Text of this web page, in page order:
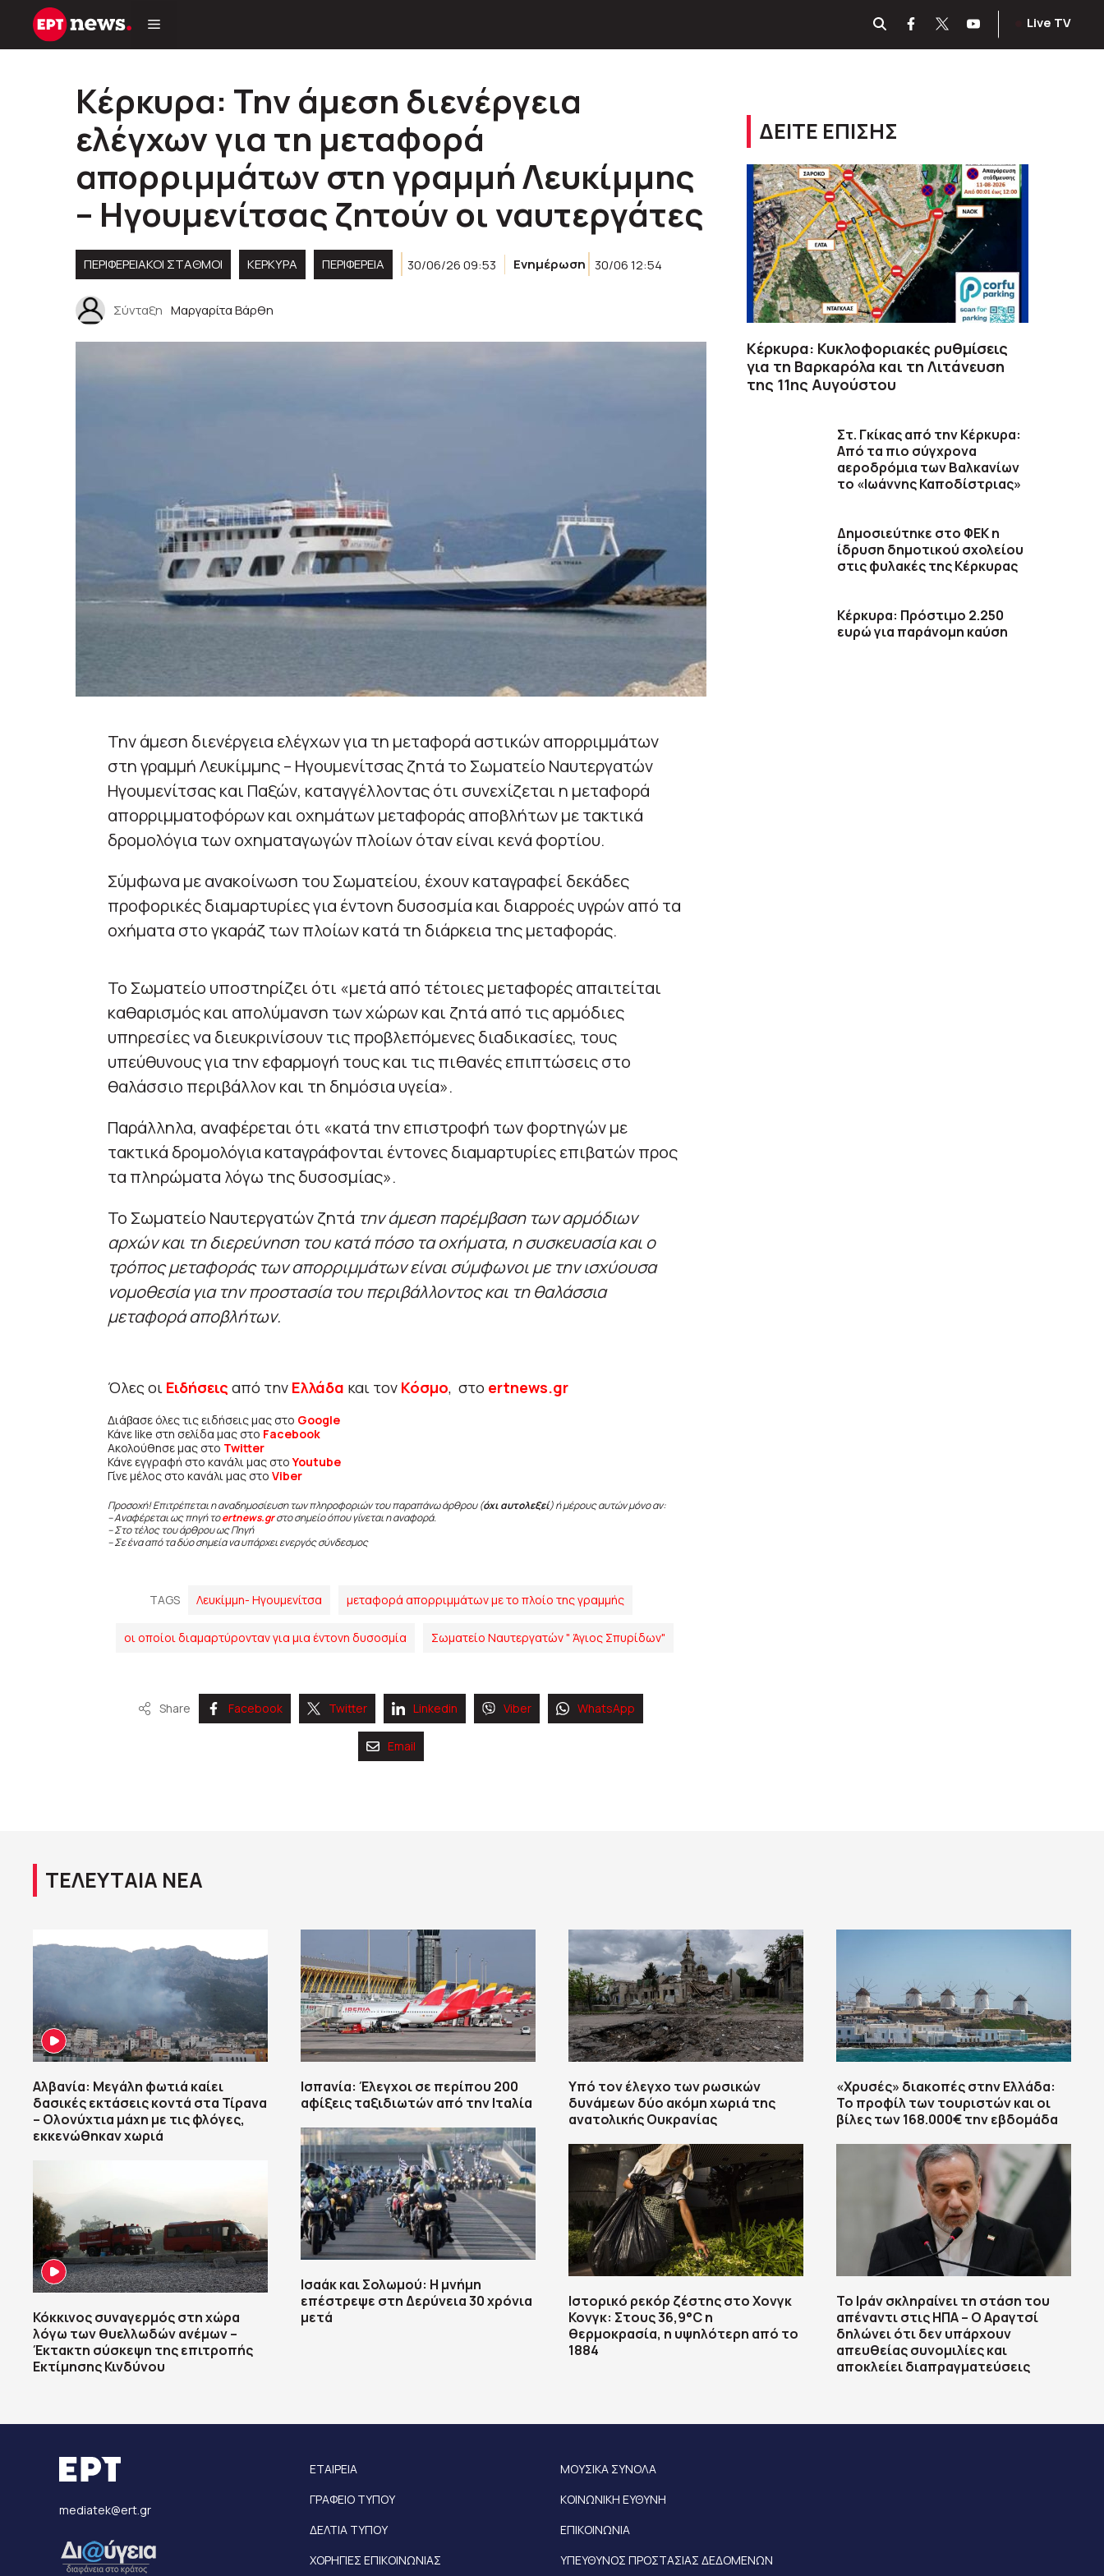
Μετάβαση
Live TV
Κέρκυρα: Την άμεση διενέργεια
ελέγχων για τη μεταφορά
απορριμμάτων στη γραμμή Λευκίμμης
– Ηγουμενίτσας ζητούν οι ναυτεργάτες
ΠΕΡΙΦΕΡΕΙΑΚΟΊ ΣΤΑΘΜΟΊ ΚΕΡΚΥΡΑ ΠΕΡΙΦΈΡΕΙΑ 30/06/26 09:53 Ενημέρωση 30/06 12:54
Σύνταξη Μαργαρίτα Βάρθη
Την άμεση διενέργεια ελέγχων για τη μεταφορά αστικών απορριμμάτων
στη γραμμή Λευκίμμης – Ηγουμενίτσας ζητά το Σωματείο Ναυτεργατών
Ηγουμενίτσας και Παξών, καταγγέλλοντας ότι συνεχίζεται η μεταφορά
απορριμματοφόρων και οχημάτων μεταφοράς αποβλήτων με τακτικά
δρομολόγια των οχηματαγωγών πλοίων όταν είναι κενά φορτίου.
Σύμφωνα με ανακοίνωση του Σωματείου, έχουν καταγραφεί δεκάδες
προφορικές διαμαρτυρίες για έντονη δυσοσμία και διαρροές υγρών από τα
οχήματα στο γκαράζ των πλοίων κατά τη διάρκεια της μεταφοράς.
Το Σωματείο υποστηρίζει ότι «μετά από τέτοιες μεταφορές απαιτείται
καθαρισμός και απολύμανση των χώρων και ζητά από τις αρμόδιες
υπηρεσίες να διευκρινίσουν τις προβλεπόμενες διαδικασίες, τους
υπεύθυνους για την εφαρμογή τους και τις πιθανές επιπτώσεις στο
θαλάσσιο περιβάλλον και τη δημόσια υγεία».
Παράλληλα, αναφέρεται ότι «κατά την επιστροφή των φορτηγών με
τακτικά δρομολόγια καταγράφονται έντονες διαμαρτυρίες επιβατών προς
τα πληρώματα λόγω της δυσοσμίας».
Το Σωματείο Ναυτεργατών ζητά την άμεση παρέμβαση των αρμόδιων
αρχών και τη διερεύνηση του κατά πόσο τα οχήματα, η συσκευασία και ο
τρόπος μεταφοράς των απορριμμάτων είναι σύμφωνοι με την ισχύουσα
νομοθεσία για την προστασία του περιβάλλοντος και τη θαλάσσια
μεταφορά αποβλήτων.
Όλες οι Ειδήσεις από την Ελλάδα και τον Κόσμο, στο ertnews.gr
Διάβασε όλες τις ειδήσεις μας στο Google
Κάνε like στη σελίδα μας στο Facebook
Ακολούθησε μας στο Twitter
Κάνε εγγραφή στο κανάλι μας στοYoutube
Γίνε μέλος στο κανάλι μας στο Viber
Προσοχή! Επιτρέπεται η αναδημοσίευση των πληροφοριών του παραπάνω άρθρου (όχι αυτολεξεί) ή μέρους αυτών μόνο αν:
– Αναφέρεται ως πηγή τοertnews.gr στο σημείο όπου γίνεται η αναφορά.
– Στο τέλος του άρθρου ως Πηγή
– Σε ένα από τα δύο σημεία να υπάρχει ενεργός σύνδεσμος
TAGS Λευκίμμη- Ηγουμενίτσα μεταφορά απορριμμάτων με το πλοίο της γραμμής
οι οποίοι διαμαρτύρονταν για μια έντονη δυσοσμία Σωματείο Ναυτεργατών " Άγιος Σπυρίδων"
Share Facebook Twitter Linkedin Viber WhatsApp
Email
ΔΕΙΤΕ ΕΠΙΣΗΣ
Κέρκυρα: Κυκλοφοριακές ρυθμίσεις
για τη Βαρκαρόλα και τη Λιτάνευση
της 11ης Αυγούστου
Στ. Γκίκας από την Κέρκυρα:
Από τα πιο σύγχρονα
αεροδρόμια των Βαλκανίων
το «Ιωάννης Καποδίστριας»
Δημοσιεύτηκε στο ΦΕΚ η
ίδρυση δημοτικού σχολείου
στις φυλακές της Κέρκυρας
Κέρκυρα: Πρόστιμο 2.250
ευρώ για παράνομη καύση
ΤΕΛΕΥΤΑΙΑ ΝΕΑ
Αλβανία: Μεγάλη φωτιά καίει
δασικές εκτάσεις κοντά στα Τίρανα
– Ολονύχτια μάχη με τις φλόγες,
εκκενώθηκαν χωριά
Κόκκινος συναγερμός στη χώρα
λόγω των θυελλωδών ανέμων –
Έκτακτη σύσκεψη της επιτροπής
Εκτίμησης Κινδύνου
Ισπανία: Έλεγχοι σε περίπου 200
αφίξεις ταξιδιωτών από την Ιταλία
Ισαάκ και Σολωμού: Η μνήμη
επέστρεψε στη Δερύνεια 30 χρόνια
μετά
Υπό τον έλεγχο των ρωσικών
δυνάμεων δύο ακόμη χωριά της
ανατολικής Ουκρανίας
Ιστορικό ρεκόρ ζέστης στο Χονγκ
Κονγκ: Στους 36,9°C η
θερμοκρασία, η υψηλότερη από το
1884
«Χρυσές» διακοπές στην Ελλάδα:
Το προφίλ των τουριστών και οι
βίλες των 168.000€ την εβδομάδα
Το Ιράν σκληραίνει τη στάση του
απέναντι στις ΗΠΑ – Ο Αραγτσί
δηλώνει ότι δεν υπάρχουν
απευθείας συνομιλίες και
αποκλείει διαπραγματεύσεις
mediatek@ert.gr
ΕΤΑΙΡΕΙΑ
ΓΡΑΦΕΙΟ ΤΥΠΟΥ
ΔΕΛΤΙΑ ΤΥΠΟΥ
ΧΟΡΗΓΙΕΣ ΕΠΙΚΟΙΝΩΝΙΑΣ
ΜΟΥΣΙΚΑ ΣΥΝΟΛΑ
ΚΟΙΝΩΝΙΚΗ ΕΥΘΥΝΗ
ΕΠΙΚΟΙΝΩΝΙΑ
ΥΠΕΥΘΥΝΟΣ ΠΡΟΣΤΑΣΙΑΣ ΔΕΔΟΜΕΝΩΝ